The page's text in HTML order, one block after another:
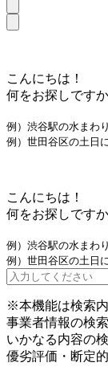
こんにちは！
何をお探しです
例）渋谷駅の水まわ
例）世田谷区の土日
こんにちは！
何をお探しです
例）渋谷駅の水まわ
例）世田谷区の土日
※本機能は検索
事業者情報の検
いかなる内容の
優劣評価・断定